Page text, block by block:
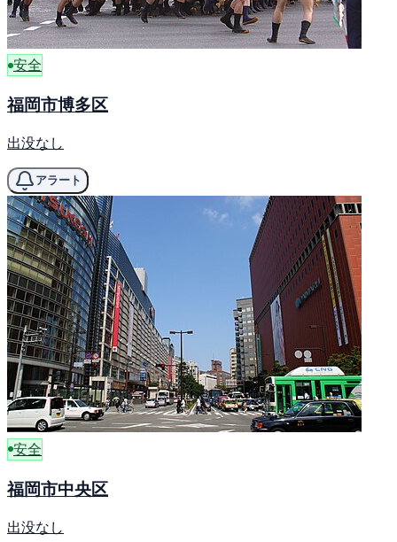
安全
福岡市博多区
出没なし
アラート
安全
福岡市中央区
出没なし